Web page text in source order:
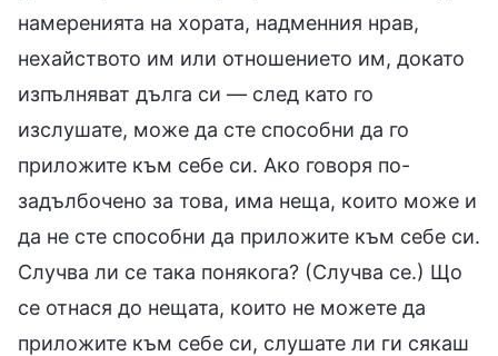
намеренията на хората, надменния нрав,
нехайството им или отношението им, докато
изпълняват дълга си — след като го
изслушате, може да сте способни да го
приложите към себе си. Ако говоря по-
задълбочено за това, има неща, които може и
да не сте способни да приложите към себе си.
Случва ли се така понякога? (Случва се.) Що
се отнася до нещата, които не можете да
приложите към себе си, слушате ли ги сякаш